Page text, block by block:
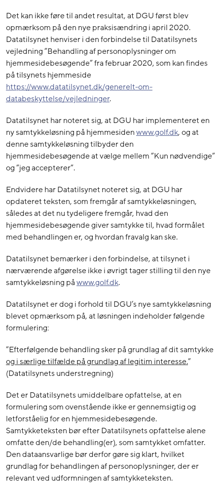
Det kan ikke føre til andet resultat, at DGU først blev
opmærksom på den nye praksisændring i april 2020.
Datatilsynet henviser i den forbindelse til Datatilsynets
vejledning ”Behandling af personoplysninger om
hjemmesidebesøgende” fra februar 2020, som kan findes
på tilsynets hjemmeside
https://www.datatilsynet.dk/generelt-om-
databeskyttelse/vejledninger.
Datatilsynet har noteret sig, at DGU har implementeret en
ny samtykkeløsning på hjemmesidenwww.golf.dk, og at
denne samtykkeløsning tilbyder den
hjemmesidebesøgende at vælge mellem ”Kun nødvendige”
og ”jeg accepterer”.
Endvidere har Datatilsynet noteret sig, at DGU har
opdateret teksten, som fremgår af samtykkeløsningen,
således at det nu tydeligere fremgår, hvad den
hjemmesidebesøgende giver samtykke til, hvad formålet
med behandlingen er, og hvordan fravalg kan ske.
Datatilsynet bemærker i den forbindelse, at tilsynet i
nærværende afgørelse ikke i øvrigt tager stilling til den nye
samtykkeløsning påwww.golf.dk.
Datatilsynet er dog i forhold til DGU’s nye samtykkeløsning
blevet opmærksom på, at løsningen indeholder følgende
formulering:
”Efterfølgende behandling sker på grundlag af dit samtykke
og i særlige tilfælde på grundlag af legitim interesse.”
(Datatilsynets understregning)
Det er Datatilsynets umiddelbare opfattelse, at en
formulering som ovenstående ikke er gennemsigtig og
letforståelig for en hjemmesidebesøgende.
Samtykketeksten bør efter Datatilsynets opfattelse alene
omfatte den/de behandling(er), som samtykket omfatter.
Den dataansvarlige bør derfor gøre sig klart, hvilket
grundlag for behandlingen af personoplysninger, der er
relevant ved udformningen af samtykketeksten.